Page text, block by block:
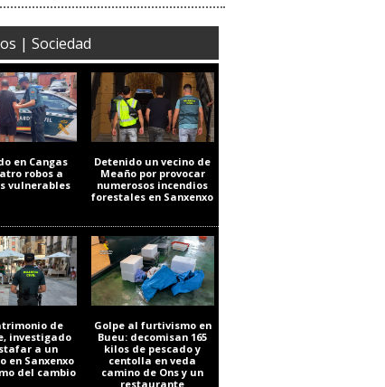
| Sociedad
en Cangas
robos a
vulnerables
Detenido un vecino de
Meaño por provocar
numerosos incendios
forestales en Sanxenxo
de
investigado
a un
en Sanxenxo
del cambio
Golpe al furtivismo en
Bueu: decomisan 165
kilos de pescado y
centolla en veda
camino de Ons y un
restaurante